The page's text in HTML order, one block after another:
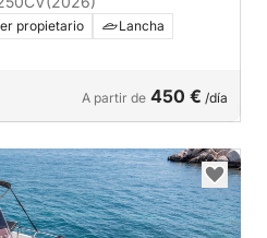
propietario
Lancha
A partir de 450 € /día